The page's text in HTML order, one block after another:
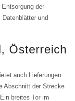
der
und
Österreich
auch Lieferungen
Abschnitt der Strecke
breites Tor im